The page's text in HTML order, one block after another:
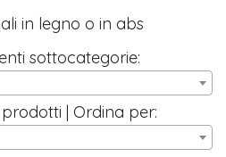
in legno o in abs
sottocategorie:
| Ordina per: